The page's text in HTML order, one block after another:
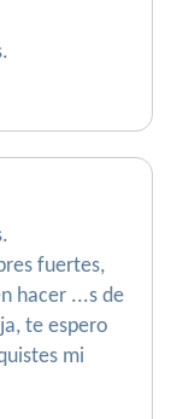
fuertes,
hacer ...s de
te espero
mi